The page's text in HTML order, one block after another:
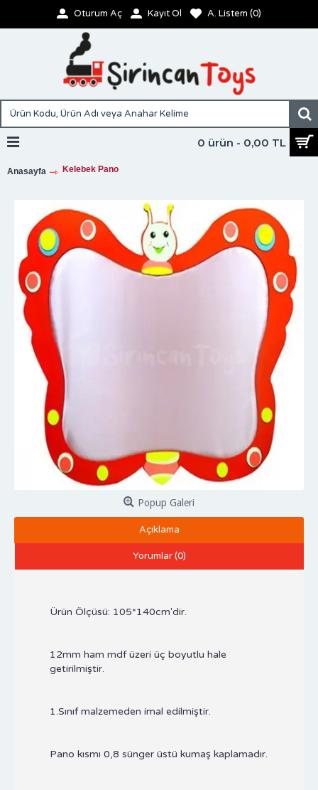
Oturum Aç Kayıt Ol A. Listem (0)
0 ürün - 0,00 TL
Anasayfa Kelebek Pano
Popup Galeri
Açıklama
Yorumlar (0)
Ürün Ölçüsü: 105*140cm'dir.
12mm ham mdf üzeri üç boyutlu hale
getirilmiştir.
1.Sınıf malzemeden imal edilmiştir.
Pano kısmı 0,8 sünger üstü kumaş kaplamadır.